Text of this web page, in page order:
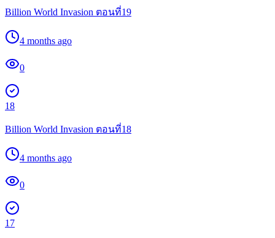
Billion World Invasion ตอนที่19
4 months ago
0
18
Billion World Invasion ตอนที่18
4 months ago
0
17